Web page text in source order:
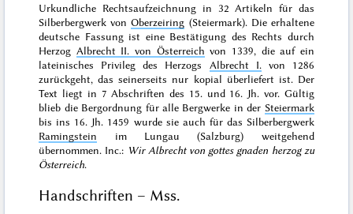
Urkundliche Rechtsaufzeichnung in 32 Artikeln für das
Silberbergwerk vonOberzeiring (Steiermark). Die erhaltene
deutsche Fassung ist eine Bestätigung des Rechts durch
Herzog Albrecht II. von Österreich von 1339, die auf ein
lateinisches Privileg des Herzogs Albrecht I. von 1286
zurückgeht, das seinerseits nur kopial überliefert ist. Der
Text liegt in 7 Abschriften des 15. und 16. Jh. vor. Gültig
blieb die Bergordnung für alle Bergwerke in der Steiermark
bis ins 16. Jh. 1459 wurde sie auch für das Silberbergwerk
Ramingstein im Lungau (Salzburg) weitgehend
übernommen. Inc.: Wir Albrecht von gottes gnaden herzog zu
Österreich.
Handschriften – Mss.